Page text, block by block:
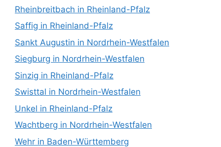
Rheinbreitbach in Rheinland-Pfalz
Saffig in Rheinland-Pfalz
Sankt Augustin in Nordrhein-Westfalen
Siegburg in Nordrhein-Westfalen
Sinzig in Rheinland-Pfalz
Swisttal in Nordrhein-Westfalen
Unkel in Rheinland-Pfalz
Wachtberg in Nordrhein-Westfalen
Wehr in Baden-Württemberg